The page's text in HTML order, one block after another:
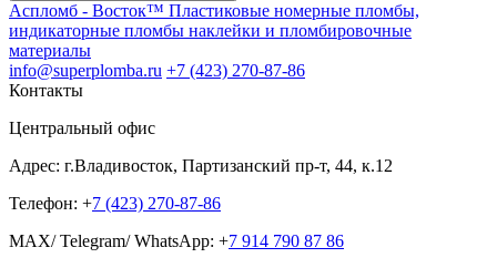
Аспломб - Восток™ Пластиковые номерные пломбы,
индикаторные пломбы наклейки и пломбировочные
материалы
info@superplomba.ru +7 (423) 270-87-86
Контакты
Центральный офис
Адрес: г.Владивосток, Партизанский пр-т, 44, к.12
Телефон: +7 (423) 270-87-86
MAX/ Telegram/ WhatsApp: +7 914 790 87 86